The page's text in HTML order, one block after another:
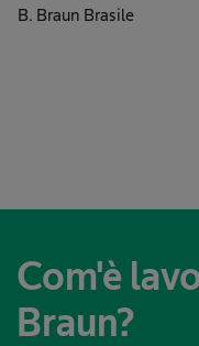
B. Braun Brasile
Com'è
Braun?